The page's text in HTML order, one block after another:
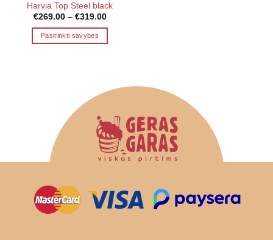
Harvia Top Steel black
€269.00 – €319.00Price
Pasirinkti savybes
variants.
The
options
the
product
page